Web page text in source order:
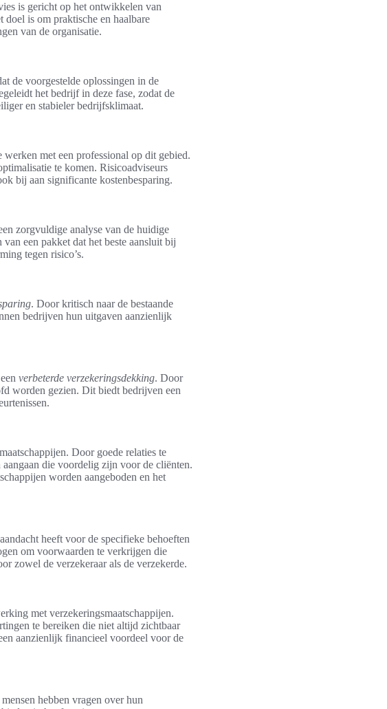
is gericht op het ontwikkelen van
is om praktische en haalbare
van de organisatie.
de voorgestelde oplossingen in de
het bedrijf in deze fase, zodat de
en stabieler bedrijfsklimaat.
werken met een professional op dit gebied.
te komen. Risicoadviseurs
bij aan significante kostenbesparing.
zorgvuldige analyse van de huidige
een pakket dat het beste aansluit bij
tegen risico’s.
. Door kritisch naar de bestaande
bedrijven hun uitgaven aanzienlijk
verbeterde verzekeringsdekking. Door
worden gezien. Dit biedt bedrijven een
Door goede relaties te
die voordelig zijn voor de cliënten.
worden aangeboden en het
heeft voor de specifieke behoeften
om voorwaarden te verkrijgen die
zowel de verzekeraar als de verzekerde.
met verzekeringsmaatschappijen.
te bereiken die niet altijd zichtbaar
aanzienlijk financieel voordeel voor de
hebben vragen over hun